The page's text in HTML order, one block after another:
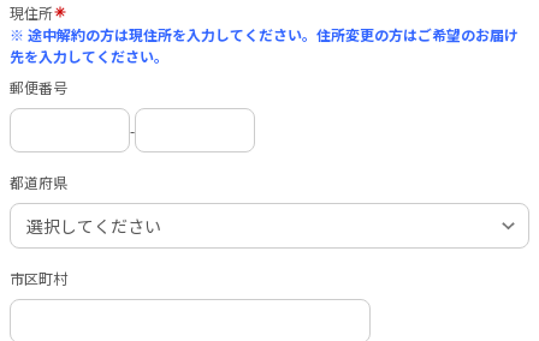
現住所
※ 途中解約の方は現住所を入力してください。住所変更の方はご希望のお届け
先を入力してください。
郵便番号
-
都道府県
市区町村